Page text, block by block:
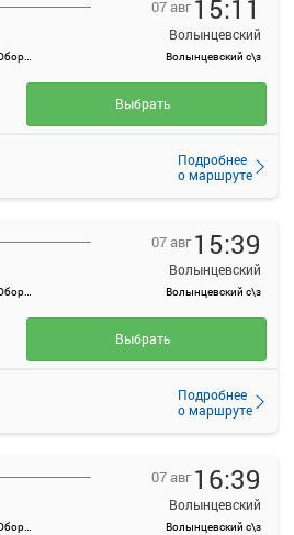
АС Тула Восточная, г. Тула, ул. Оборонная, 83
07 авг 15:11
Волынцевский
Волынцевский с\з
Подробнее
о маршруте
Выбрать
АС Тула Восточная, г. Тула, ул. Оборонная, 83
07 авг 15:39
Волынцевский
Волынцевский с\з
Подробнее
о маршруте
Выбрать
АС Тула Восточная, г. Тула, ул. Оборонная, 83
07 авг 16:39
Волынцевский
Волынцевский с\з